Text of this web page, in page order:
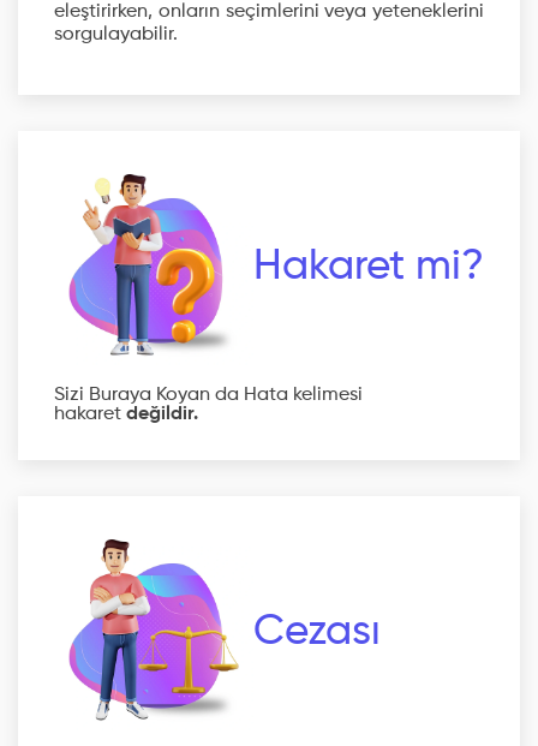
eleştirirken, onların seçimlerini veya yeteneklerini
sorgulayabilir.
Hakaret mi?
Sizi Buraya Koyan da Hata kelimesi
hakaret değildir.
Cezası